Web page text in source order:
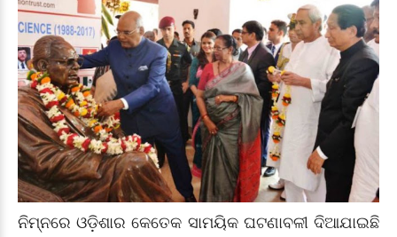
ନିମ୍ନରେ ଓଡ଼ିଶାର କେତେକ ସାମୟିକ ଘଟଣାବଳୀ ଦିଆଯାଇଛି